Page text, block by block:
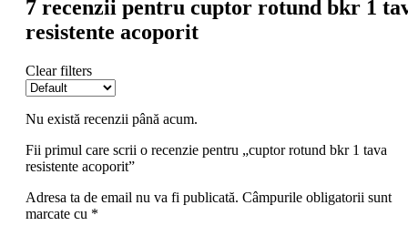
7 recenzii pentru cuptor rotund bkr 1
resistente acoporit
Clear filters
Nu există recenzii până acum.
Fii primul care scrii o recenzie pentru „cuptor rotund bkr 1 tava
resistente acoporit”
Adresa ta de email nu va fi publicată. Câmpurile obligatorii sunt
marcate cu *